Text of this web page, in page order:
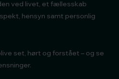
ved livet, et fællesskab
hensyn samt personlig
set, hørt og forstået – og se